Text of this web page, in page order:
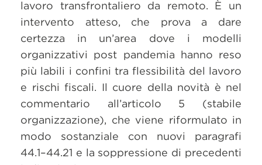
lavoro transfrontaliero da remoto. È un
intervento atteso, che prova a dare
certezza in un’area dove i modelli
organizzativi post pandemia hanno reso
più labili i confini tra flessibilità del lavoro
e rischi fiscali. Il cuore della novità è nel
commentario all’articolo 5 (stabile
organizzazione), che viene riformulato in
modo sostanziale con nuovi paragrafi
44.1–44.21 e la soppressione di precedenti